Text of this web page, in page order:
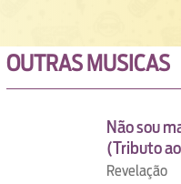
OUTRAS MUSICAS
Não sou
(Tributo
Revelação